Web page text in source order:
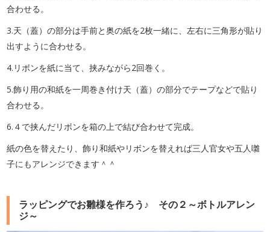
合わせる。
3.天（蓋）の部分は手前と奥の紙を2枚一緒に、左右に三角形が貼り
出すように合わせる。
4.リボンを紙に当て、挟みながら2回巻く。
5.飾り用の和紙を一周巻き付け天（蓋）の部分でテープなどで貼り
合わせる。
6.４で挟んだリボンを箱の上で結び合わせて完成。
紙の色を替えたり、飾り和紙やリボンを替えれば三人官女や五人囃
子にもアレンジできます＾＾
ラッピングでお雛様を作ろう♪ その２～ボトルアレン
ジ～